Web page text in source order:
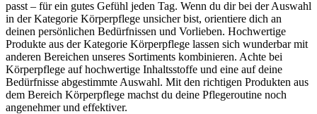
passt – für ein gutes Gefühl jeden Tag. Wenn du dir bei der Auswahl
in der Kategorie Körperpflege unsicher bist, orientiere dich an
deinen persönlichen Bedürfnissen und Vorlieben. Hochwertige
Produkte aus der Kategorie Körperpflege lassen sich wunderbar mit
anderen Bereichen unseres Sortiments kombinieren. Achte bei
Körperpflege auf hochwertige Inhaltsstoffe und eine auf deine
Bedürfnisse abgestimmte Auswahl. Mit den richtigen Produkten aus
dem Bereich Körperpflege machst du deine Pflegeroutine noch
angenehmer und effektiver.